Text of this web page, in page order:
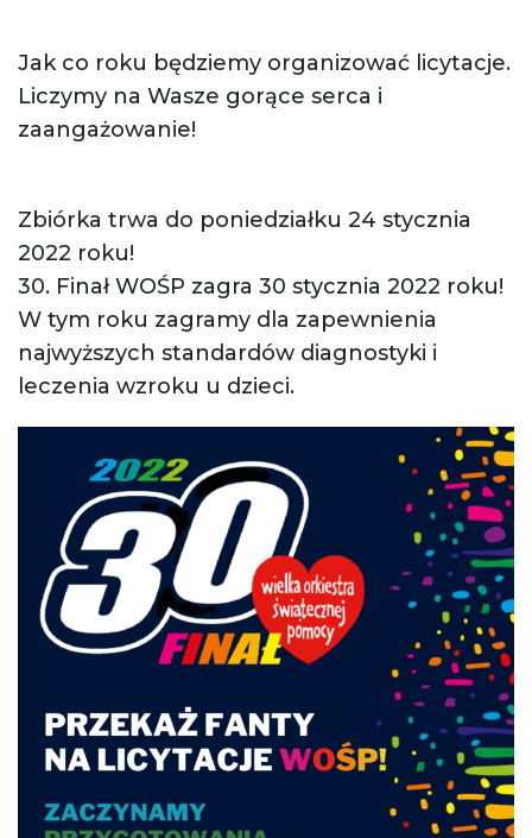
Jak co roku będziemy organizować licytacje.
Liczymy na Wasze gorące serca i
zaangażowanie!
Zbiórka trwa do poniedziałku 24 stycznia
2022 roku!
30. Finał WOŚP zagra 30 stycznia 2022 roku!
W tym roku zagramy dla zapewnienia
najwyższych standardów diagnostyki i
leczenia wzroku u dzieci.